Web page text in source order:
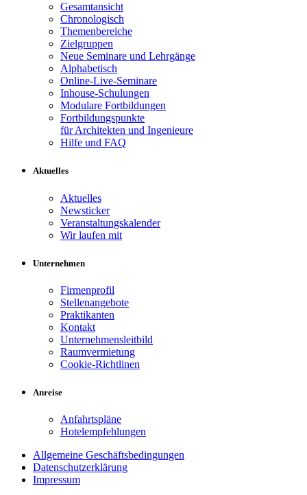
Gesamtansicht
Chronologisch
Themenbereiche
Zielgruppen
Neue Seminare und Lehrgänge
Alphabetisch
Online-Live-Seminare
Inhouse-Schulungen
Modulare Fortbildungen
Fortbildungspunkte
für Architekten und Ingenieure
Hilfe und FAQ
Aktuelles
Aktuelles
Newsticker
Veranstaltungskalender
Wir laufen mit
Unternehmen
Firmenprofil
Stellenangebote
Praktikanten
Kontakt
Unternehmensleitbild
Raumvermietung
Cookie-Richtlinen
Anreise
Anfahrtspläne
Hotelempfehlungen
Allgemeine Geschäftsbedingungen
Datenschutzerklärung
Impressum